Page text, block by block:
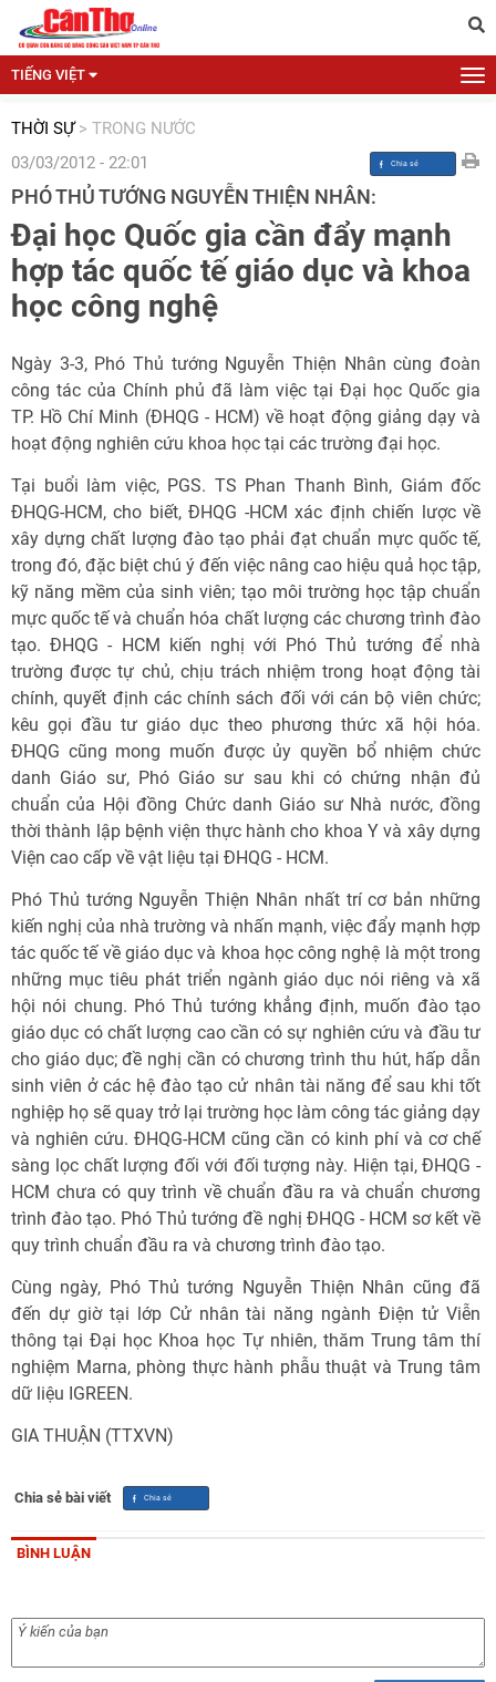
TIẾNG VIỆT
THỜI SỰ > TRONG NƯỚC
03/03/2012 - 22:01
PHÓ THỦ TƯỚNG NGUYỄN THIỆN NHÂN:
Đại học Quốc gia cần đẩy mạnh
hợp tác quốc tế giáo dục và khoa
học công nghệ
Ngày 3-3, Phó Thủ tướng Nguyễn Thiện Nhân cùng đoàn
công tác của Chính phủ đã làm việc tại Đại học Quốc gia
TP. Hồ Chí Minh (ĐHQG - HCM) về hoạt động giảng dạy và
hoạt động nghiên cứu khoa học tại các trường đại học.
Tại buổi làm việc, PGS. TS Phan Thanh Bình, Giám đốc
ĐHQG-HCM, cho biết, ĐHQG -HCM xác định chiến lược về
xây dựng chất lượng đào tạo phải đạt chuẩn mực quốc tế,
trong đó, đặc biệt chú ý đến việc nâng cao hiệu quả học tập,
kỹ năng mềm của sinh viên; tạo môi trường học tập chuẩn
mực quốc tế và chuẩn hóa chất lượng các chương trình đào
tạo. ĐHQG - HCM kiến nghị với Phó Thủ tướng để nhà
trường được tự chủ, chịu trách nhiệm trong hoạt động tài
chính, quyết định các chính sách đối với cán bộ viên chức;
kêu gọi đầu tư giáo dục theo phương thức xã hội hóa.
ĐHQG cũng mong muốn được ủy quyền bổ nhiệm chức
danh Giáo sư, Phó Giáo sư sau khi có chứng nhận đủ
chuẩn của Hội đồng Chức danh Giáo sư Nhà nước, đồng
thời thành lập bệnh viện thực hành cho khoa Y và xây dựng
Viện cao cấp về vật liệu tại ĐHQG - HCM.
Phó Thủ tướng Nguyễn Thiện Nhân nhất trí cơ bản những
kiến nghị của nhà trường và nhấn mạnh, việc đẩy mạnh hợp
tác quốc tế về giáo dục và khoa học công nghệ là một trong
những mục tiêu phát triển ngành giáo dục nói riêng và xã
hội nói chung. Phó Thủ tướng khẳng định, muốn đào tạo
giáo dục có chất lượng cao cần có sự nghiên cứu và đầu tư
cho giáo dục; đề nghị cần có chương trình thu hút, hấp dẫn
sinh viên ở các hệ đào tạo cử nhân tài năng để sau khi tốt
nghiệp họ sẽ quay trở lại trường học làm công tác giảng dạy
và nghiên cứu. ĐHQG-HCM cũng cần có kinh phí và cơ chế
sàng lọc chất lượng đối với đối tượng này. Hiện tại, ĐHQG -
HCM chưa có quy trình về chuẩn đầu ra và chuẩn chương
trình đào tạo. Phó Thủ tướng đề nghị ĐHQG - HCM sơ kết về
quy trình chuẩn đầu ra và chương trình đào tạo.
Cùng ngày, Phó Thủ tướng Nguyễn Thiện Nhân cũng đã
đến dự giờ tại lớp Cử nhân tài năng ngành Điện tử Viễn
thông tại Đại học Khoa học Tự nhiên, thăm Trung tâm thí
nghiệm Marna, phòng thực hành phẫu thuật và Trung tâm
dữ liệu IGREEN.
GIA THUẬN (TTXVN)
Chia sẻ bài viết
BÌNH LUẬN